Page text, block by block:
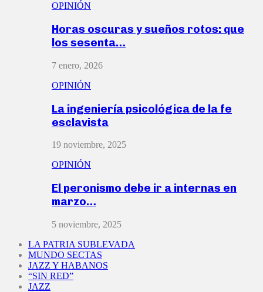
OPINIÓN
Horas oscuras y sueños rotos: que
los sesenta…
7 enero, 2026
OPINIÓN
La ingeniería psicológica de la fe
esclavista
19 noviembre, 2025
OPINIÓN
El peronismo debe ir a internas en
marzo…
5 noviembre, 2025
LA PATRIA SUBLEVADA
MUNDO SECTAS
JAZZ Y HABANOS
“SIN RED”
JAZZ